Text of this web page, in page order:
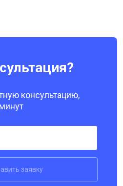
консультацию,
заявку